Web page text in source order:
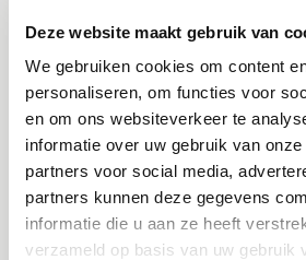
Deze website maakt gebruik van
We gebruiken cookies om content
personaliseren, om functies voor
en om ons websiteverkeer te
informatie over uw gebruik van
partners voor social media,
partners kunnen deze gegevens
informatie die u aan ze heeft
verzameld op basis van uw gebruik
We rollen de slangen uit en
De zuigmond wordt bevestigd
We zuigen het puin op
Te grote stukken breken we in
nodig is
Bij grote projecten brengen we
tussentijds legen van de zuigwagen
Is het puin weg dan ontkoppelen